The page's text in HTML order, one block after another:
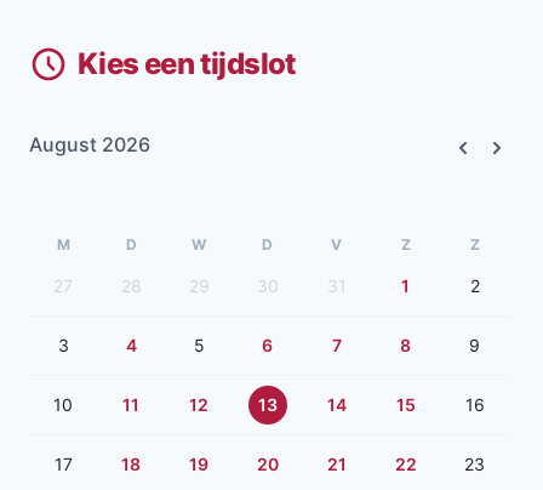
Kies een tijdslot
August 2026
M D W D V Z Z
27 28 29 30 31 1 2
3 4 5 6 7 8 9
10 11 12 13 14 15 16
17 18 19 20 21 22 23